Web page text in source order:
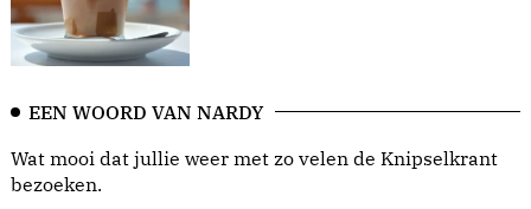
EEN WOORD VAN NARDY
Wat mooi dat jullie weer met zo velen de Knipselkrant
bezoeken.